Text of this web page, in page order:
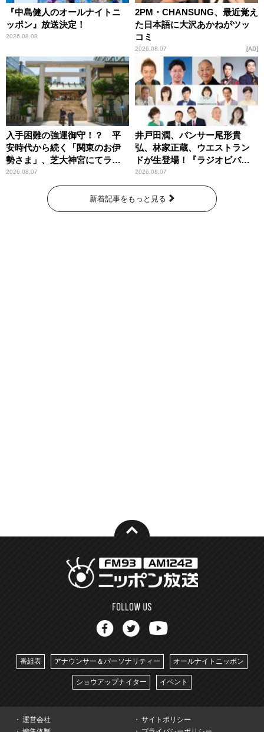
『中島健人のオールナイトニ
ッポン』放送決定！
2026.08.08
2PM・CHANSUNG、最近覚え
た日本語に大沢あかねがツッ
コミ
2026.08.07 AD
入手困難の強運御守！？ 平
安時代から続く「関東のお伊
勢さま」、芝大神宮にてラン
パンプスが合格祈願！
2026.08.07
井戸田潤、パンサー尾形貴
弘、林家正蔵、ウエストラン
ドが生登場！『ラジオビバリ
ー昼ズ』
2026.08.07
新着記事をもっと見る
番組表 アナウンサー＆パーソナリティー オールナイトニッポン
ショウアップナイター イベント
運営会社
サイトポリシー